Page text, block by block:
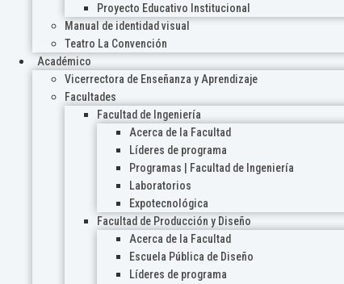
Proyecto Educativo Institucional
Manual de identidad visual
Teatro La Convención
Académico
Vicerrectora de Enseñanza y Aprendizaje
Facultades
Facultad de Ingeniería
Acerca de la Facultad
Líderes de programa
Programas | Facultad de Ingeniería
Laboratorios
Expotecnológica
Facultad de Producción y Diseño
Acerca de la Facultad
Escuela Pública de Diseño
Líderes de programa